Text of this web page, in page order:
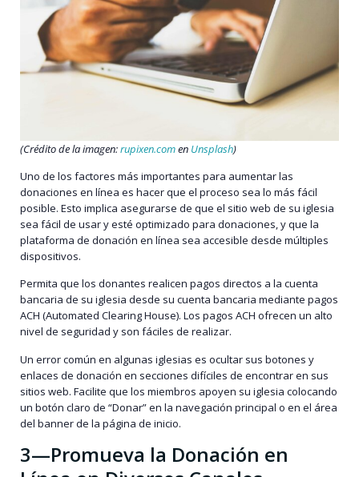
(Crédito de la imagen:rupixen.comen Unsplash)
Uno de los factores más importantes para aumentar las
donaciones en línea es hacer que el proceso sea lo más fácil
posible. Esto implica asegurarse de que el sitio web de su iglesia
sea fácil de usar y esté optimizado para donaciones, y que la
plataforma de donación en línea sea accesible desde múltiples
dispositivos.
Permita que los donantes realicen pagos directos a la cuenta
bancaria de su iglesia desde su cuenta bancaria mediante pagos
ACH (Automated Clearing House). Los pagos ACH ofrecen un alto
nivel de seguridad y son fáciles de realizar.
Un error común en algunas iglesias es ocultar sus botones y
enlaces de donación en secciones difíciles de encontrar en sus
sitios web. Facilite que los miembros apoyen su iglesia colocando
un botón claro de “Donar” en la navegación principal o en el área
del banner de la página de inicio.
3—Promueva la Donación en